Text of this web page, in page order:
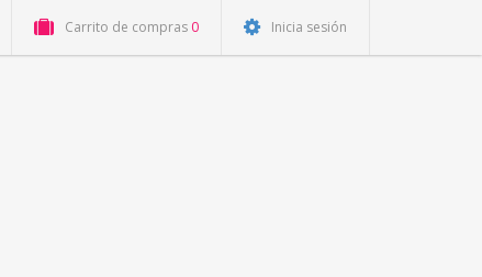
Carrito de compras 0 Inicia sesión